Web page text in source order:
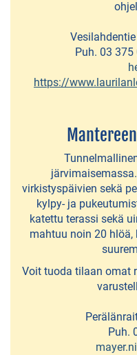
HUVILAT
LOMAMÖKIT
Laurilan
Lomamökit
Mantereen
Mikkolan
Puh. 03
https://
virkistyspäivien sekä
kylpy- ja
katettu terassi sekä
mahtuu noin 20
Voit tuoda tilaan omat
Puh.